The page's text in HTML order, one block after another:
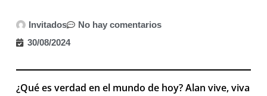
Invitados
No hay comentarios
30/08/2024
¿Qué es verdad en el mundo de hoy? Alan vive, viva